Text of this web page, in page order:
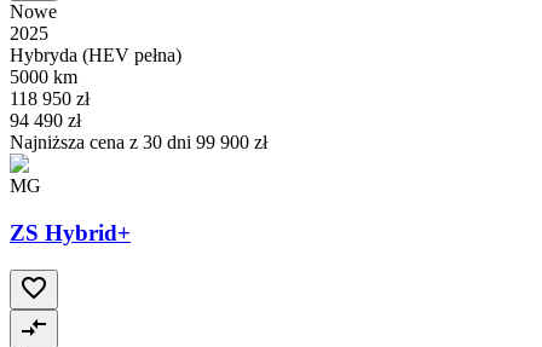
Nowe
2025
Hybryda (HEV pełna)
5000 km
118 950 zł
94 490 zł
Najniższa cena z 30 dni 99 900 zł
MG
ZS Hybrid+